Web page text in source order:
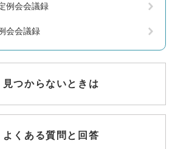
例会会議録
会会議録
見つからないときは
よくある質問と回答